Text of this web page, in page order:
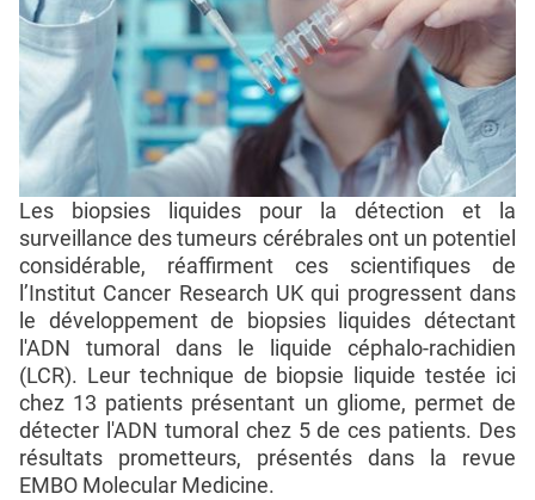
Les biopsies liquides pour la détection et la
surveillance des tumeurs cérébrales ont un potentiel
considérable, réaffirment ces scientifiques de
l’Institut Cancer Research UK qui progressent dans
le développement de biopsies liquides détectant
l'ADN tumoral dans le liquide céphalo-rachidien
(LCR). Leur technique de biopsie liquide testée ici
chez 13 patients présentant un gliome, permet de
détecter l'ADN tumoral chez 5 de ces patients. Des
résultats prometteurs, présentés dans la revue
EMBO Molecular Medicine.